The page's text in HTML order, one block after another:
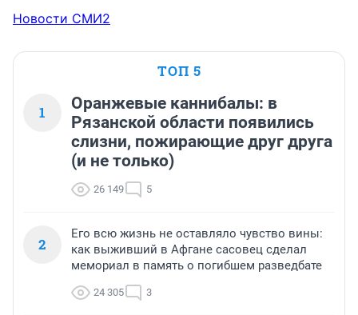
Новости СМИ2
ТОП 5
1
Оранжевые каннибалы: в
Рязанской области появились
слизни, пожирающие друг друга
(и не только)
26 149 5
2
Его всю жизнь не оставляло чувство вины:
как выживший в Афгане сасовец сделал
мемориал в память о погибшем разведбате
24 305 3